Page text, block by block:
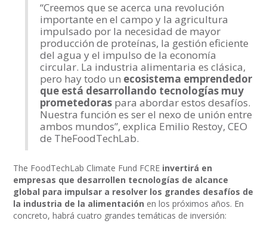
“Creemos que se acerca una revolución
importante en el campo y la agricultura
impulsado por la necesidad de mayor
producción de proteínas, la gestión eficiente
del agua y el impulso de la economía
circular. La industria alimentaria es clásica,
pero hay todo un ecosistema emprendedor
que está desarrollando tecnologías muy
prometedoras para abordar estos desafíos.
Nuestra función es ser el nexo de unión entre
ambos mundos”, explica Emilio Restoy, CEO
de TheFoodTechLab.
The FoodTechLab Climate Fund FCRE invertirá en
empresas que desarrollen tecnologías de alcance
global para impulsar a resolver los grandes desafíos de
la industria de la alimentación en los próximos años. En
concreto, habrá cuatro grandes temáticas de inversión: